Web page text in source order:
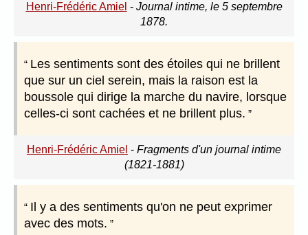
Henri-Frédéric Amiel - Journal intime, le 5 septembre
1878.
Les sentiments sont des étoiles qui ne brillent
que sur un ciel serein, mais la raison est la
boussole qui dirige la marche du navire, lorsque
celles-ci sont cachées et ne brillent plus.
Henri-Frédéric Amiel - Fragments d'un journal intime
(1821-1881)
Il y a des sentiments qu'on ne peut exprimer
avec des mots.